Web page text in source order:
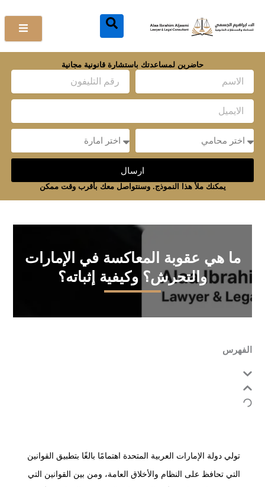
إلى
المحتوى
حاضرين لمساعدتك باستشارة قانونية مجانية
Name
Email
Message
Message
ارسال
يمكنك ملأ هذا النموذج. وسنتواصل معك بأقرب وقت ممكن
ما هي عقوبة المعاكسة في الإمارات
والتحرش؟ وكيفية إثباته؟
الفهرس
تولي دولة الإمارات العربية المتحدة اهتمامًا بالغًا بتطبيق القوانين
التي تحافظ على النظام والأخلاق العامة، ومن بين القوانين التي